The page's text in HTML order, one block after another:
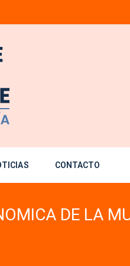
CONTACTO
DE LA